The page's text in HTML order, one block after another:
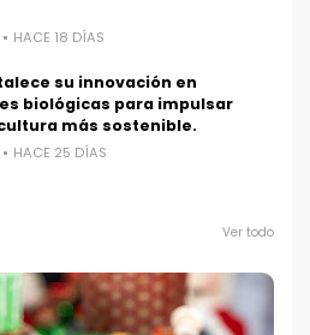
HACE 18 DÍAS
su innovación en
biológicas para impulsar
más sostenible.
HACE 25 DÍAS
Ver todo